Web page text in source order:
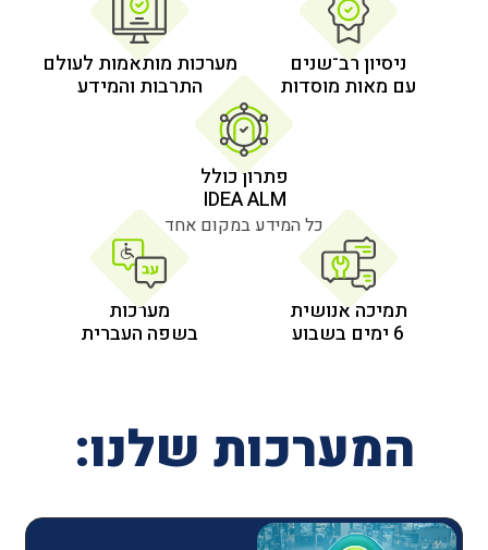
מוסדות
מערכות מותאמות לעולם
התרבות והמידע
כל המידע במקום אחד
מערכות
בשפה העברית
שלנו: